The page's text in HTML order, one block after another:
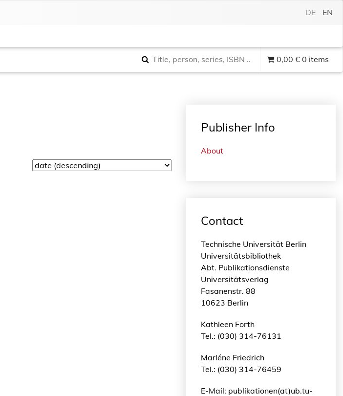
DE EN
0,00 € 0 items
Publisher Info
About
Contact
Technische Universität Berlin
Universitätsbibliothek
Abt. Publikationsdienste
Universitätsverlag
Fasanenstr. 88
10623 Berlin
Kathleen Forth
Tel.: (030) 314-76131
Marléne Friedrich
Tel.: (030) 314-76459
E-Mail: publikationen(at)ub.tu-